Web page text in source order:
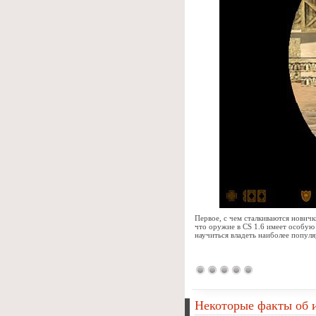
Первое, с чем сталкиваются
что оружие в CS 1.6 имеет
научиться владеть наиболее
Некоторые факты об